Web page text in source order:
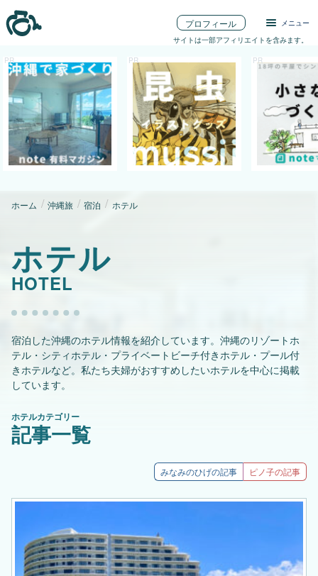
プロフィール
メニュー
サイトは一部アフィリエイトを含みます。
ホーム 沖縄旅 宿泊 ホテル
ホテル
HOTEL
宿泊した沖縄のホテル情報を紹介しています。沖縄のリゾートホ
テル・シティホテル・プライベートビーチ付きホテル・プール付
きホテルなど。私たち夫婦がおすすめしたいホテルを中心に掲載
しています。
ホテルカテゴリー
記事一覧
みなみのひげ ピノ子